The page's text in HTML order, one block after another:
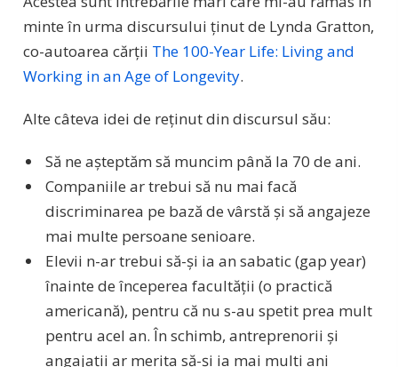
minte în urma discursului ținut de Lynda Gratton,
co-autoarea cărții The 100-Year Life: Living and
Working in an Age of Longevity.
Alte câteva idei de reținut din discursul său:
Să ne așteptăm să muncim până la 70 de ani.
Companiile ar trebui să nu mai facă
discriminarea pe bază de vârstă și să angajeze
mai multe persoane senioare.
Elevii n-ar trebui să-și ia an sabatic (gap year)
înainte de începerea facultății (o practică
americană), pentru că nu s-au spetit prea mult
pentru acel an. În schimb, antreprenorii și
angajații ar merita să-și ia mai mulți ani